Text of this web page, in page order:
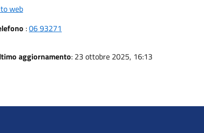
web
:06 93271
aggiornamento: 23 ottobre 2025, 16:13